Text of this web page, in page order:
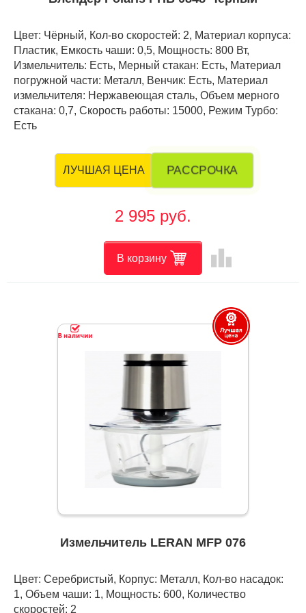
Цвет: Чёрный, Кол-во скоростей: 2, Материал корпуса:
Пластик, Емкость чаши: 0,5, Мощность: 800 Вт,
Измельчитель: Есть, Мерный стакан: Есть, Материал
погружной части: Металл, Венчик: Есть, Материал
измельчителя: Нержавеющая сталь, Объем мерного
стакана: 0,7, Скорость работы: 15000, Режим Турбо:
Есть
ЛУЧШАЯ ЦЕНА РАССРОЧКА
2 995 руб.
В корзину leaderboard
Измельчитель LERAN MFP 076
Цвет: Серебристый, Корпус: Металл, Кол-во насадок:
1, Объем чаши: 1, Мощность: 600, Количество
скоростей: 2